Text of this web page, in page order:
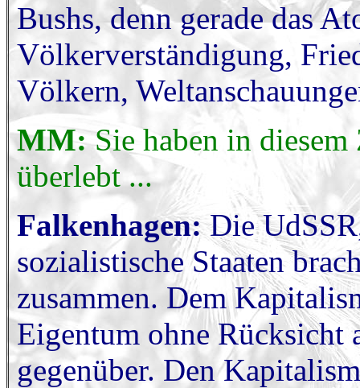
Bushs, denn gerade das
Völkerverständigung,
Völkern,
MM:Sie haben in diesem
überlebt ...
Falkenhagen:Die
sozialistische Staaten
zusammen. Dem
Eigentum ohne
gegenüber. Den